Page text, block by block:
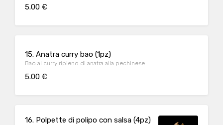
5.00 €
15. Anatra curry bao (1pz)
Bao al curry ripieno di anatra alla pechinese
5.00 €
16. Polpette di polipo con salsa (4pz)